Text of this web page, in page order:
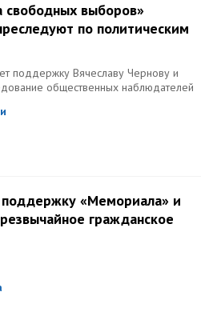
свободных выборов»
по политическим
поддержку Вячеславу Чернову и
общественных наблюдателей
поддержку «Мемориала» и
гражданское